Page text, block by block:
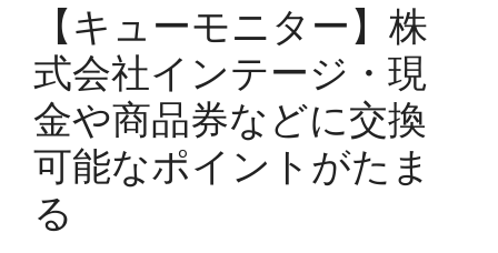
【キューモニター】株
式会社インテージ・現
金や商品券などに交換
可能なポイントがたま
る